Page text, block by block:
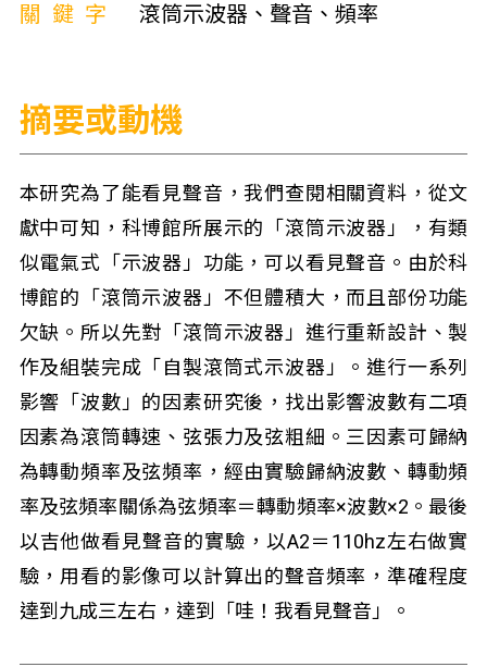
關鍵字
滾筒示波器、聲音、頻率
摘要或動機
本研究為了能看見聲音，我們查閱相關資料，從文
獻中可知，科博館所展示的「滾筒示波器」，有類
似電氣式「示波器」功能，可以看見聲音。由於科
博館的「滾筒示波器」不但體積大，而且部份功能
欠缺。所以先對「滾筒示波器」進行重新設計、製
作及組裝完成「自製滾筒式示波器」。進行一系列
影響「波數」的因素研究後，找出影響波數有二項
因素為滾筒轉速、弦張力及弦粗細。三因素可歸納
為轉動頻率及弦頻率，經由實驗歸納波數、轉動頻
率及弦頻率關係為弦頻率＝轉動頻率×波數×2。最後
以吉他做看見聲音的實驗，以A2＝110hz左右做實
驗，用看的影像可以計算出的聲音頻率，準確程度
達到九成三左右，達到「哇！我看見聲音」。